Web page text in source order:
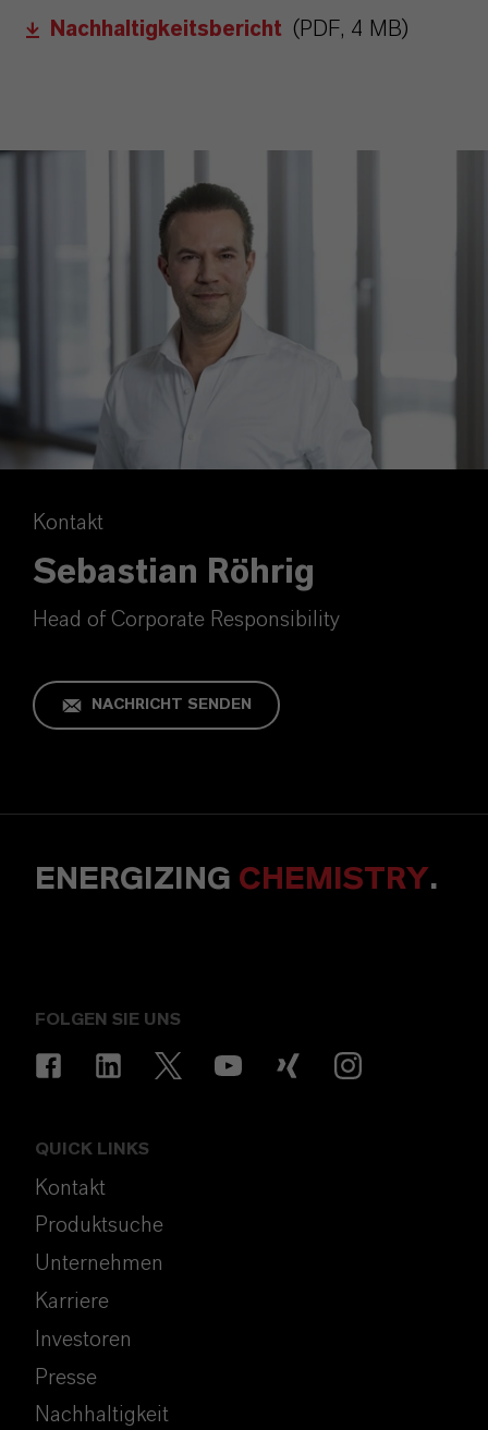
Nachhaltigkeitsbericht (PDF, 4 MB)
Kontakt
Sebastian Röhrig
Head of Corporate Responsibility
NACHRICHT SENDEN
ENERGIZING CHEMISTRY.
FOLGEN SIE UNS
QUICK LINKS
Kontakt
Produktsuche
Unternehmen
Karriere
Investoren
Presse
Nachhaltigkeit